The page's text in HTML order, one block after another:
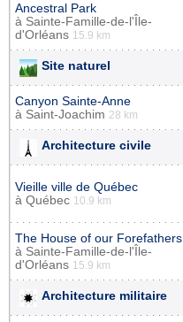
Ancestral Park
à Sainte-Famille-de-l'Île-
d'Orléans 15.9 km
Site naturel
Canyon Sainte-Anne
à Saint-Joachim 28 km
Architecture civile
Vieille ville de Québec
à Québec 10.9 km
The House of our Forefathers
à Sainte-Famille-de-l'Île-
d'Orléans 15.9 km
Architecture militaire